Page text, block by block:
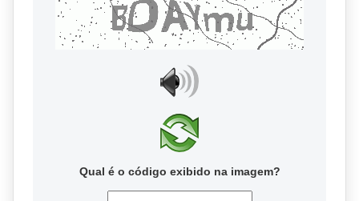
Qual é o código exibido na imagem?